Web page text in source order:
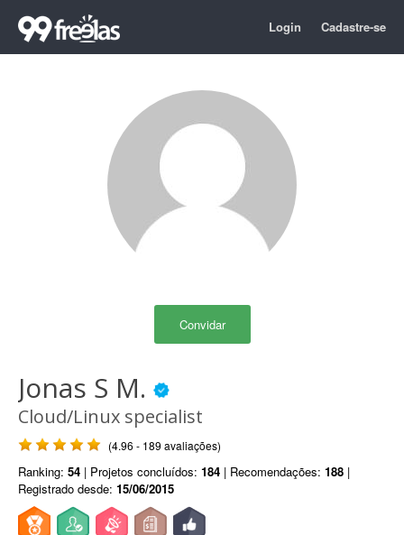
Login Cadastre-se
Convidar
Jonas S M.
Cloud/Linux specialist
(4.96 - 189 avaliações)
Ranking: 54 | Projetos concluídos: 184 | Recomendações: 188 |
Registrado desde: 15/06/2015